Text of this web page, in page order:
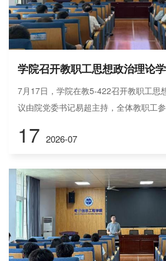
学院召开教职工思想政治理论
7月17日，学院在教5-422召开教职工思
议由院党委书记易超主持，全体教职工
士大会、中国科协第十一次全国代表大
涵丰富，深刻阐述了“十五五”时期科技强
务，明确提出要加快推进高水平科技自
建成科技强国的目...
17 2026-07